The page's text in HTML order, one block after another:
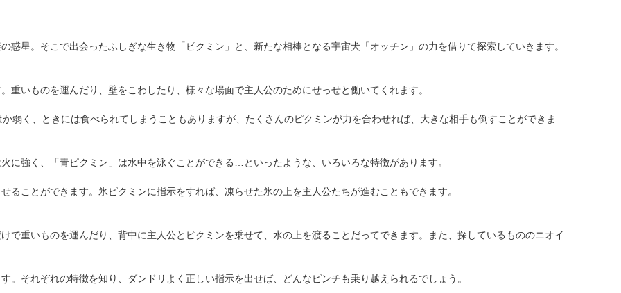
惑星。そこで出会ったふしぎな生き物「ピクミン」と、新たな相棒となる宇宙犬「オッチン」の力を借りて探索していきます。
重いものを運んだり、壁をこわしたり、様々な場面で主人公のためにせっせと働いてくれます。
弱く、ときには食べられてしまうこともありますが、たくさんのピクミンが力を合わせれば、大きな相手も倒すことができま
に強く、「青ピクミン」は水中を泳ぐことができる…といったような、いろいろな特徴があります。
ることができます。氷ピクミンに指示をすれば、凍らせた氷の上を主人公たちが進むこともできます。
で重いものを運んだり、背中に主人公とピクミンを乗せて、水の上を渡ることだってできます。また、探しているもののニオイ
。それぞれの特徴を知り、ダンドリよく正しい指示を出せば、どんなピンチも乗り越えられるでしょう。